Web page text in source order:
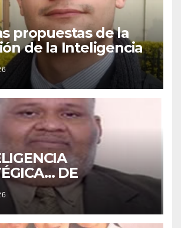
propuestas de la
de la Inteligencia
(IA) en la Rama
DE